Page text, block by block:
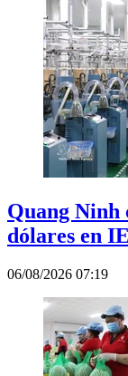
Quang Ninh
dólares en
06/08/2026 07:19